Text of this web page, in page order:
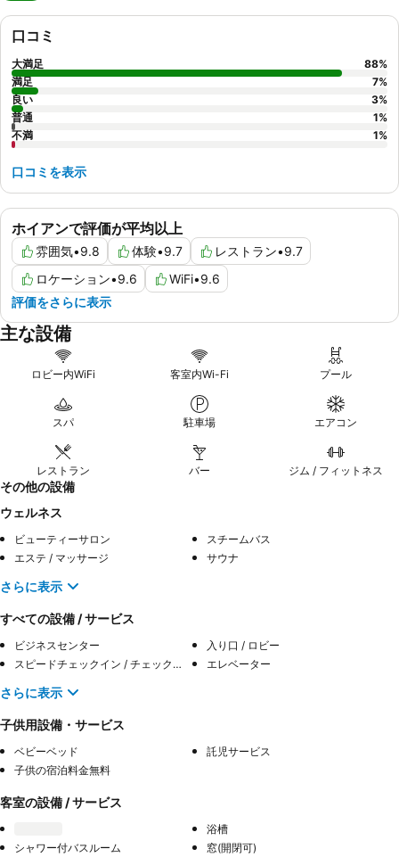
ホイアンで評価が平均以上
雰囲気•9.8 体験•9.7 レストラン•9.7
ロケーション•9.6 WiFi•9.6
評価をさらに表示
口コミ
大満足 88%
満足
7%
良い
3%
普通
1%
不満
1%
口コミを表示
主な設備
ロビー内WiFi 客室内Wi-Fi プール
スパ 駐車場 エアコン
レストラン バー ジム / フィットネス
その他の設備
ウェルネス
ビューティーサロン
スチームバス
エステ / マッサージ
サウナ
さらに表示
すべての設備 / サービス
ビジネスセンター
入り口 / ロビー
スピードチェックイン / チェックアウト
エレベーター
さらに表示
子供用設備・サービス
ベビーベッド
託児サービス
子供の宿泊料金無料
客室の設備 / サービス
浴槽
シャワー付バスルーム
窓(開閉可)